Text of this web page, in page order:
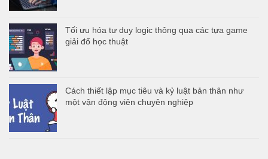
Tối ưu hóa tư duy logic thông qua các tựa game
giải đố học thuật
Cách thiết lập mục tiêu và kỷ luật bản thân như
một vận động viên chuyên nghiệp